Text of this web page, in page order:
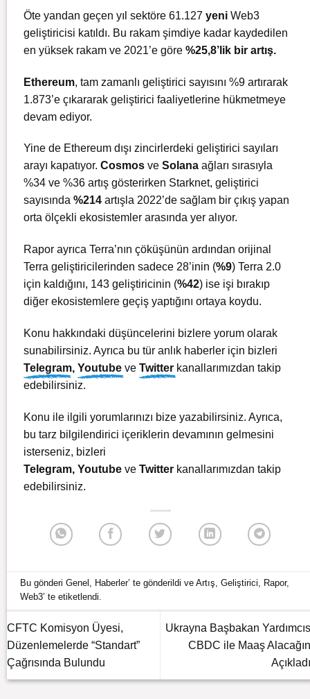
Öte yandan geçen yıl sektöre 61.127 yeni Web3
geliştiricisi katıldı. Bu rakam şimdiye kadar kaydedilen
en yüksek rakam ve 2021’e göre %25,8’lik bir artış.
Ethereum, tam zamanlı geliştirici sayısını %9 artırarak
1.873’e çıkararak geliştirici faaliyetlerine hükmetmeye
devam ediyor.
Yine de Ethereum dışı zincirlerdeki geliştirici sayıları
arayı kapatıyor. Cosmos ve Solana ağları sırasıyla
%34 ve %36 artış gösterirken Starknet, geliştirici
sayısında %214 artışla 2022’de sağlam bir çıkış yapan
orta ölçekli ekosistemler arasında yer alıyor.
Rapor ayrıca Terra’nın çöküşünün ardından orijinal
Terra geliştiricilerinden sadece 28’inin (%9) Terra 2.0
için kaldığını, 143 geliştiricinin (%42) ise işi bırakıp
diğer ekosistemlere geçiş yaptığını ortaya koydu.
Konu hakkındaki düşüncelerini bizlere yorum olarak
sunabilirsiniz. Ayrıca bu tür anlık haberler için bizleri
Telegram, Youtube ve Twitter kanallarımızdan takip
edebilirsiniz.
Konu ile ilgili yorumlarınızı bize yazabilirsiniz. Ayrıca,
bu tarz bilgilendirici içeriklerin devamının gelmesini
isterseniz, bizleri
Telegram, Youtube ve Twitter kanallarımızdan takip
edebilirsiniz.
Bu gönderiGenel , Haberler’ te gönderildi veArtış,Geliştirici, Rapor,
Web3’ te etiketlendi.
CFTC Komisyon Üyesi,
Düzenlemelerde “Standart”
Çağrısında Bulundu
Ukrayna Başbakan
CBDC ile Maaş